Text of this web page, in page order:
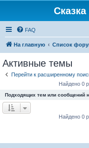
FAQ
На главную Список
Активные темы
Перейти к расширенному
Найдено 0
Подходящих тем или сообщений
Найдено 0